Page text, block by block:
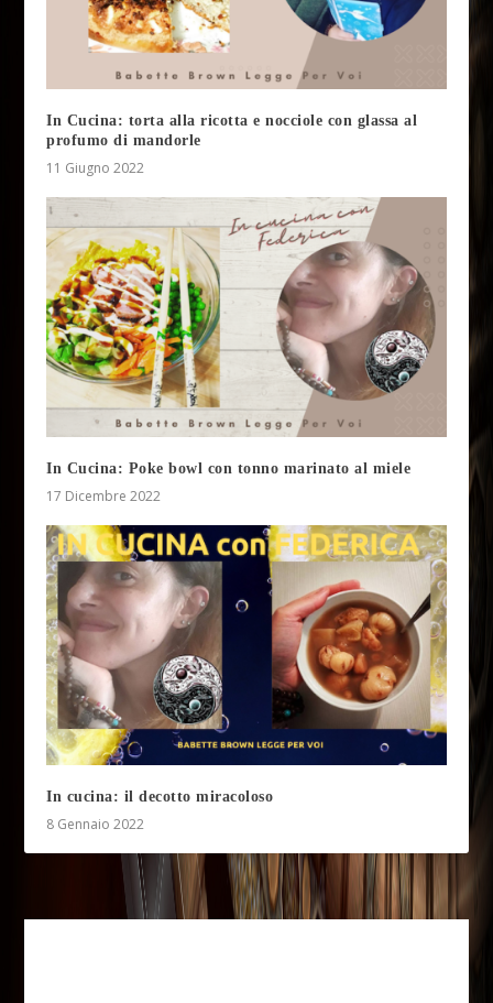
In Cucina: torta alla ricotta e nocciole con glassa al
profumo di mandorle
11 Giugno 2022
In Cucina: Poke bowl con tonno marinato al miele
17 Dicembre 2022
In cucina: il decotto miracoloso
8 Gennaio 2022